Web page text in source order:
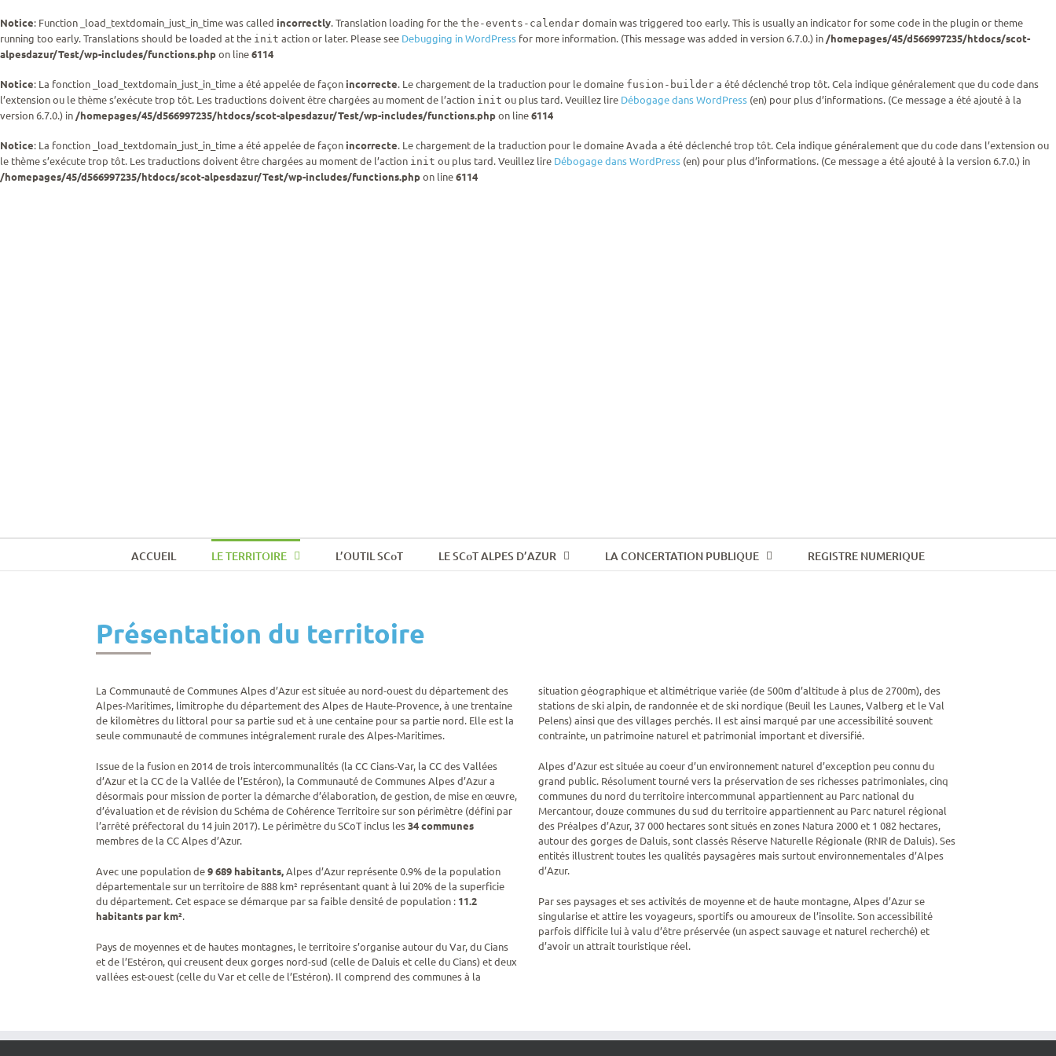
Notice: Function _load_textdomain_just_in_time was called incorrectly. Translation loading for the the-events-calendar domain was triggered too early. This is usually an indicator for some code in the plugin or theme
running too early. Translations should be loaded at the init action or later. Please see Debugging in WordPress for more information. (This message was added in version 6.7.0.) in /homepages/45/d566997235/htdocs/scot-
alpesdazur/Test/wp-includes/functions.phpon line6114
Notice: La fonction _load_textdomain_just_in_time a été appelée de façon incorrecte. Le chargement de la traduction pour le domaine fusion-builder a été déclenché trop tôt. Cela indique généralement que du code dans
l’extension ou le thème s’exécute trop tôt. Les traductions doivent être chargées au moment de l’action init ou plus tard. Veuillez lire Débogage dans WordPress (en) pour plus d’informations. (Ce message a été ajouté à la
version 6.7.0.) in /homepages/45/d566997235/htdocs/scot-alpesdazur/Test/wp-includes/functions.phpon line6114
Notice: La fonction _load_textdomain_just_in_time a été appelée de façon incorrecte. Le chargement de la traduction pour le domaine Avada a été déclenché trop tôt. Cela indique généralement que du code dans l’extension ou
le thème s’exécute trop tôt. Les traductions doivent être chargées au moment de l’action init ou plus tard. Veuillez lire Débogage dans WordPress (en) pour plus d’informations. (Ce message a été ajouté à la version 6.7.0.) in
/homepages/45/d566997235/htdocs/scot-alpesdazur/Test/wp-includes/functions.phpon line6114
ACCUEIL LE TERRITOIRE L’OUTIL SCoT LE SCoT ALPES D’AZUR LA CONCERTATION PUBLIQUE REGISTRE NUMERIQUE
Présentation du territoire
La Communauté de Communes Alpes d’Azur est située au nord-ouest du département des
Alpes-Maritimes, limitrophe du département des Alpes de Haute-Provence, à une trentaine
de kilomètres du littoral pour sa partie sud et à une centaine pour sa partie nord. Elle est la
seule communauté de communes intégralement rurale des Alpes-Maritimes.
Issue de la fusion en 2014 de trois intercommunalités (la CC Cians-Var, la CC des Vallées
d’Azur et la CC de la Vallée de l’Estéron), la Communauté de Communes Alpes d’Azur a
désormais pour mission de porter la démarche d’élaboration, de gestion, de mise en œuvre,
d’évaluation et de révision du Schéma de Cohérence Territoire sur son périmètre (défini par
l’arrêté préfectoral du 14 juin 2017). Le périmètre du SCoT inclus les34 communes
membres de la CC Alpes d’Azur.
Avec une population de9 689 habitants,Alpes d’Azur représente 0.9% de la population
départementale sur un territoire de 888 km² représentant quant à lui 20% de la superficie
du département. Cet espace se démarque par sa faible densité de population : 11.2
habitants par km².
Pays de moyennes et de hautes montagnes, le territoire s’organise autour du Var, du Cians
et de l’Estéron, qui creusent deux gorges nord-sud (celle de Daluis et celle du Cians) et deux
vallées est-ouest (celle du Var et celle de l’Estéron). Il comprend des communes à la
situation géographique et altimétrique variée (de 500m d’altitude à plus de 2700m), des
stations de ski alpin, de randonnée et de ski nordique (Beuil les Launes, Valberg et le Val
Pelens) ainsi que des villages perchés. Il est ainsi marqué par une accessibilité souvent
contrainte, un patrimoine naturel et patrimonial important et diversifié.
Alpes d’Azur est située au coeur d’un environnement naturel d’exception peu connu du
grand public. Résolument tourné vers la préservation de ses richesses patrimoniales, cinq
communes du nord du territoire intercommunal appartiennent au Parc national du
Mercantour, douze communes du sud du territoire appartiennent au Parc naturel régional
des Préalpes d’Azur, 37 000 hectares sont situés en zones Natura 2000 et 1 082 hectares,
autour des gorges de Daluis, sont classés Réserve Naturelle Régionale (RNR de Daluis). Ses
entités illustrent toutes les qualités paysagères mais surtout environnementales d’Alpes
d’Azur.
Par ses paysages et ses activités de moyenne et de haute montagne, Alpes d’Azur se
singularise et attire les voyageurs, sportifs ou amoureux de l’insolite. Son accessibilité
parfois difficile lui à valu d’être préservée (un aspect sauvage et naturel recherché) et
d’avoir un attrait touristique réel.